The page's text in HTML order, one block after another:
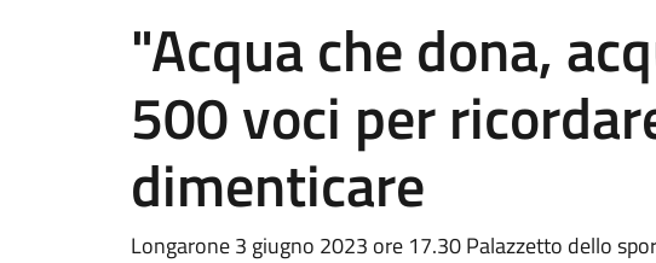
"Acqua che dona,
500 voci per
dimenticare
Longarone 3 giugno 2023 ore 17.30 Palazzetto dello